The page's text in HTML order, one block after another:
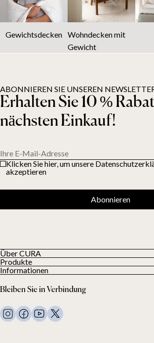
Gewichtsdecken Wohndecken mit
Gewicht
Über CURA
Über uns
Unsere Kunden
Produkte
Alle Produkte
Gewichtsdecken
Bettwäsche
Kissen und mehr
Informationen
Allgemeine Geschäftsbedingungen
FAQ
Kontaktiere uns
Bleiben Sie in Verbindung
ABONNIEREN SIE UNSEREN
Erhalten Sie 10 %
nächsten Einkauf!
Ihre E-Mail-Adresse
Klicken Sie hier, um unsere
akzeptieren
Abonnieren